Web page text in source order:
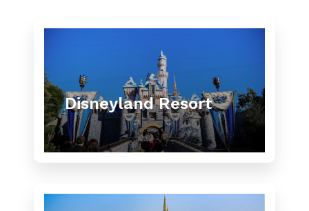
Disneyland Resort